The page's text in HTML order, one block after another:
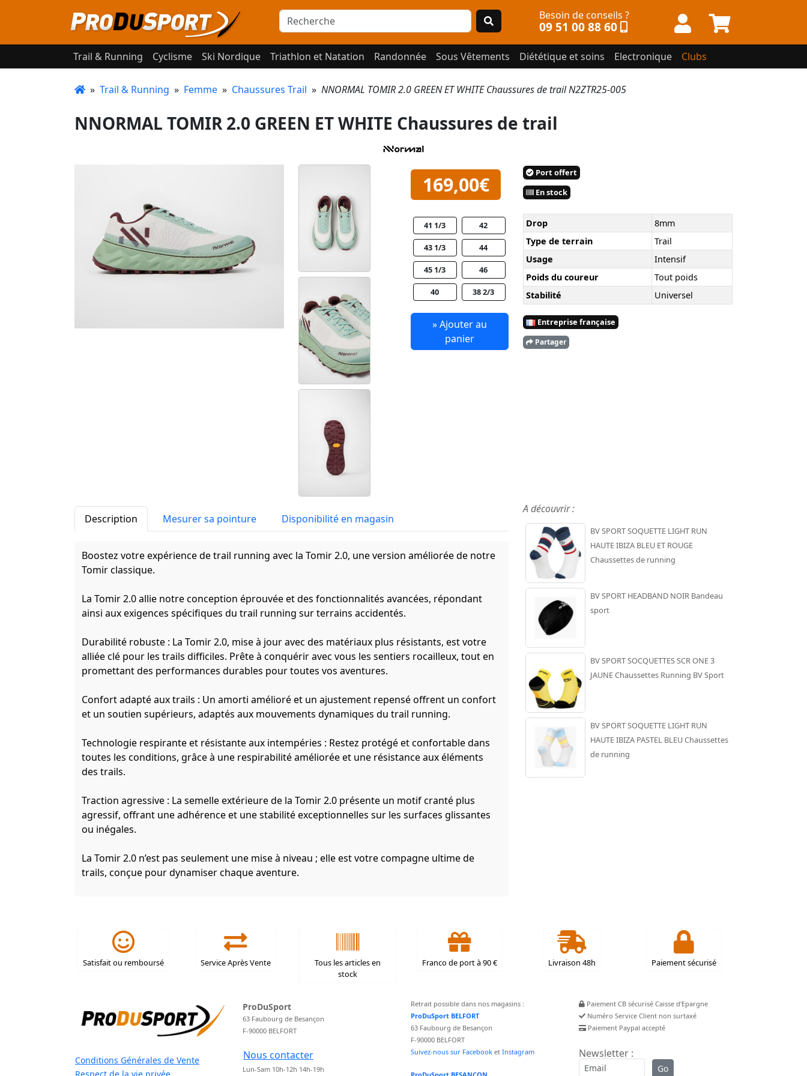
Besoin de conseils ?
09 51 00 88 60
Trail & Running Cyclisme Ski Nordique Triathlon et Natation Randonnée Sous Vêtements Diététique et soins Electronique Clubs
» Trail & Running » Femme » Chaussures Trail » NNORMAL TOMIR 2.0 GREEN ET WHITE Chaussures de trail N2ZTR25-005
NNORMAL TOMIR 2.0 GREEN ET WHITE Chaussures de trail
169,00€
41 1/3 42
43 1/3 44
45 1/3 46
40 38 2/3
» Ajouter au
panier
Port offert
En stock
Drop
8mm
Type de terrain
Trail
Usage
Intensif
Poids du coureur
Tout poids
Stabilité
Universel
Entreprise française
Partager
Description Mesurer sa pointure Disponibilité en magasin
Boostez votre expérience de trail running avec la Tomir 2.0, une version améliorée de notre
Tomir classique.
La Tomir 2.0 allie notre conception éprouvée et des fonctionnalités avancées, répondant
ainsi aux exigences spécifiques du trail running sur terrains accidentés.
Durabilité robuste : La Tomir 2.0, mise à jour avec des matériaux plus résistants, est votre
alliée clé pour les trails difficiles. Prête à conquérir avec vous les sentiers rocailleux, tout en
promettant des performances durables pour toutes vos aventures.
Confort adapté aux trails : Un amorti amélioré et un ajustement repensé offrent un confort
et un soutien supérieurs, adaptés aux mouvements dynamiques du trail running.
Technologie respirante et résistante aux intempéries : Restez protégé et confortable dans
toutes les conditions, grâce à une respirabilité améliorée et une résistance aux éléments
des trails.
Traction agressive : La semelle extérieure de la Tomir 2.0 présente un motif cranté plus
agressif, offrant une adhérence et une stabilité exceptionnelles sur les surfaces glissantes
ou inégales.
La Tomir 2.0 n’est pas seulement une mise à niveau ; elle est votre compagne ultime de
trails, conçue pour dynamiser chaque aventure.
A découvrir :
BV SPORT SOQUETTE LIGHT RUN
HAUTE IBIZA BLEU ET ROUGE
Chaussettes de running
BV SPORT HEADBAND NOIR Bandeau
sport
BV SPORT SOCQUETTES SCR ONE 3
JAUNE Chaussettes Running BV Sport
BV SPORT SOQUETTE LIGHT RUN
HAUTE IBIZA PASTEL BLEU Chaussettes
de running
Satisfait ou remboursé Service Après Vente
Tous les articles en
stock
Franco de port à 90 € Livraison 48h Paiement sécurisé
Conditions Générales de Vente
ProDuSport
63 Faubourg de Besançon
F-90000 BELFORT
Nous contacter
Lun-Sam 10h-12h 14h-19h
Retrait possible dans nos magasins :
ProDuSport BELFORT
63 Faubourg de Besançon
F-90000 BELFORT
Suivez-nous sur Facebook et Instagram
Paiement CB sécurisé Caisse d'Epargne
Numéro Service Client non surtaxé
Paiement Paypal accepté
Newsletter :